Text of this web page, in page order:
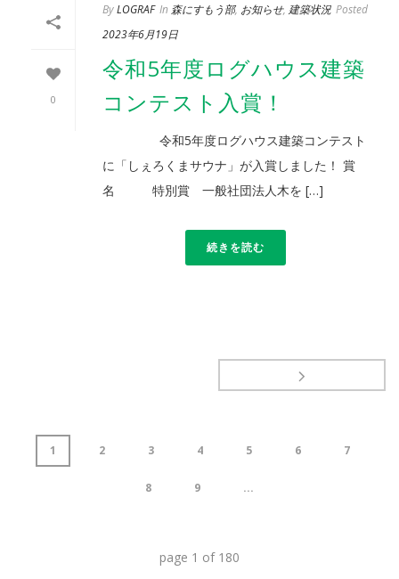
0
ByLOGRAF In 森にすもう部, お知らせ, 建築状況 Posted
2023年6月19日
令和5年度ログハウス建築
コンテスト入賞！
令和5年度ログハウス建築コンテスト
に「しぇろくまサウナ」が入賞しました！ 賞
名 特別賞 一般社団法人木を […]
続きを読む
1 2 3 4 5 6 7
8 9 ...
page 1 of 180